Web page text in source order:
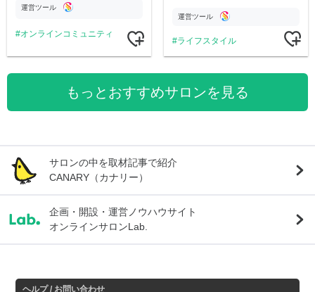
公開。
運営ツール
オンラインコミュニティ
運営ツール
ライフスタイル
もっとおすすめサロンを見る
サロンの中を取材記事で紹介
CANARY（カナリー）
企画・開設・運営ノウハウサイト
オンラインサロンLab.
ヘルプ / お問い合わせ